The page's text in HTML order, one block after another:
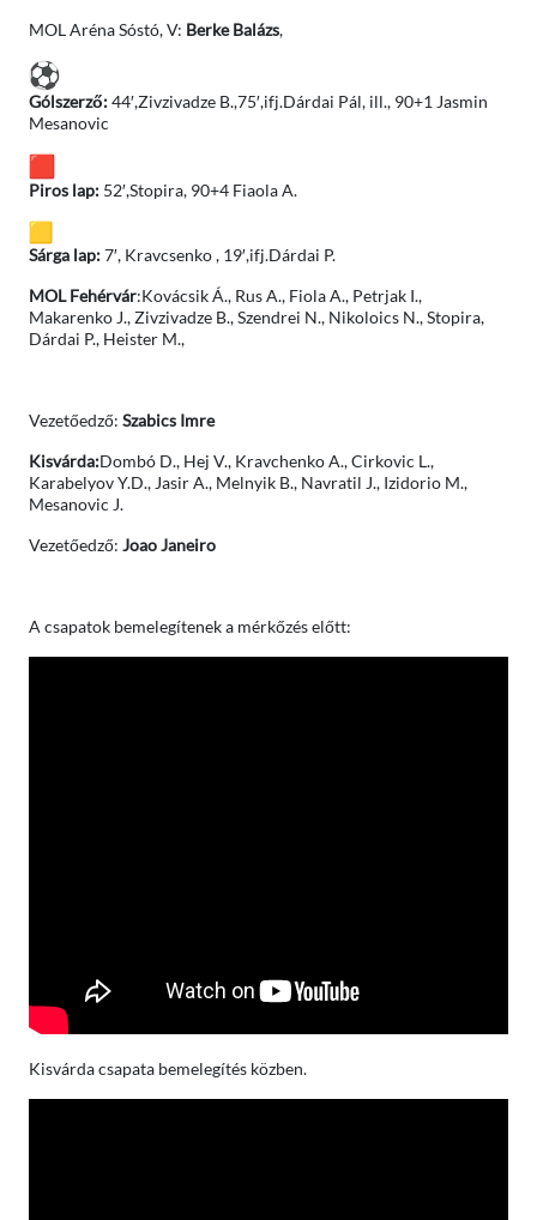
MOL Aréna Sóstó, V: Berke Balázs,
Gólszerző:44′,Zivzivadze B.,75′,ifj.Dárdai Pál, ill., 90+1 Jasmin
Mesanovic
Piros lap:52′,Stopira, 90+4 Fiaola A.
Sárga lap:7′, Kravcsenko , 19′,ifj.Dárdai P.
MOL Fehérvár:Kovácsik Á., Rus A., Fiola A., Petrjak I.,
Makarenko J., Zivzivadze B., Szendrei N., Nikoloics N., Stopira,
Dárdai P., Heister M.,
Vezetőedző: Szabics Imre
Kisvárda:Dombó D., Hej V., Kravchenko A., Cirkovic L.,
Karabelyov Y.D., Jasir A., Melnyik B., Navratil J., Izidorio M.,
Mesanovic J.
Vezetőedző: Joao Janeiro
A csapatok bemelegítenek a mérkőzés előtt:
Kisvárda csapata bemelegítés közben.